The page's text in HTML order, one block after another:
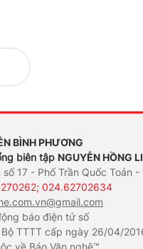
BÌNH PHƯƠNG
biên tập NGUYỄN HỒNG
số 17 - Phố Trần Quốc Toản
024.62702634
báo điện tử số
TTTT cấp ngày 26/04/
về Báo Văn nghệ™